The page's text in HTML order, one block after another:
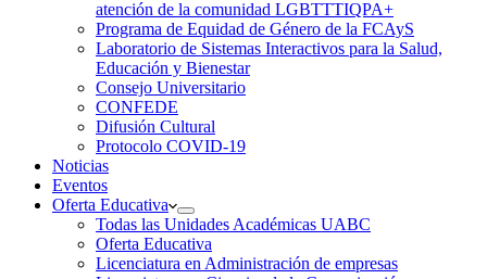
atención de la comunidad LGBTTTIQPA+
Programa de Equidad de Género de la FCAyS
Laboratorio de Sistemas Interactivos para la Salud,
Educación y Bienestar
Consejo Universitario
CONFEDE
Difusión Cultural
Protocolo COVID-19
Noticias
Eventos
Oferta Educativa
Todas las Unidades Académicas UABC
Oferta Educativa
Licenciatura en Administración de empresas